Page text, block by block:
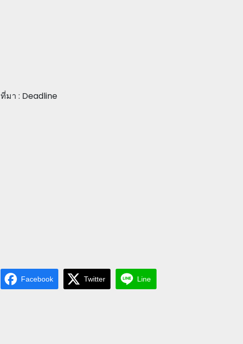
ที่มา : Deadline
Facebook Twitter Line